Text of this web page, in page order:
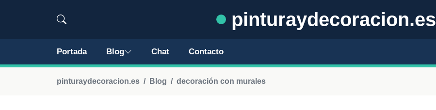
pinturaydecoracion.es
Portada Blog Chat Contacto
pinturaydecoracion.es Blog decoración con murales